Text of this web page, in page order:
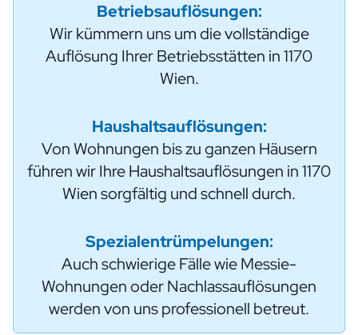
Betriebsauflösungen:
Wir kümmern uns um die vollständige
Auflösung Ihrer Betriebsstätten in 1170
Wien.
Haushaltsauflösungen:
Von Wohnungen bis zu ganzen Häusern
führen wir Ihre Haushaltsauflösungen in 1170
Wien sorgfältig und schnell durch.
Spezialentrümpelungen:
Auch schwierige Fälle wie Messie-
Wohnungen oder Nachlassauflösungen
werden von uns professionell betreut.